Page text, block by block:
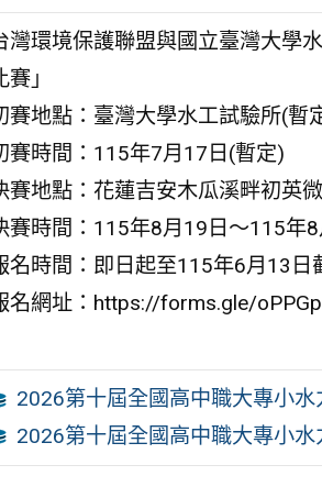
灣環境保護聯盟與國立臺灣大學
賽」
賽地點：臺灣大學水工試驗所(暫
賽時間：115年7月17日(暫定)
賽地點：花蓮吉安木瓜溪畔初英
賽時間：115年8月19日～115年8
名時間：即日起至115年6月13日
名網址：https://forms.gle/
2026第十屆全國高中職大專小
2026第十屆全國高中職大專小